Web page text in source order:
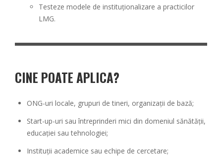
Testeze modele de instituționalizare a practicilor
LMG.
CINE POATE APLICA?
ONG-uri locale, grupuri de tineri, organizații de bază;
Start-up-uri sau întreprinderi mici din domeniul sănătății,
educației sau tehnologiei;
Instituții academice sau echipe de cercetare;